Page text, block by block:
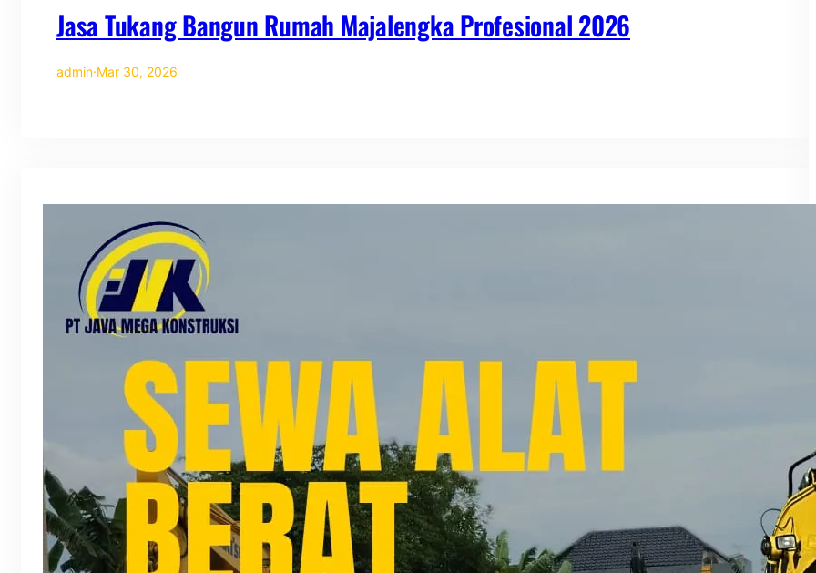
Jasa Tukang Bangun Rumah Majalengka Profesional 2026
admin·Mar 30, 2026